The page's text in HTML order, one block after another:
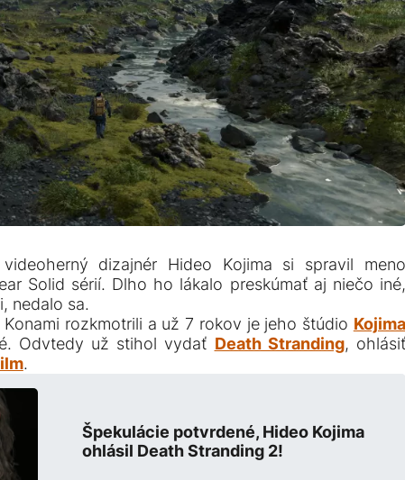
dizajnér Hideo Kojima si spravil meno
Solid sérií. Dlho ho lákalo preskúmať aj niečo iné,
nedalo sa.
rozkmotrili a už 7 rokov je jeho štúdio Kojima
Odvtedy už stihol vydať Death Stranding, ohlásiť
.
Špekulácie potvrdené, Hideo Kojima
ohlásil Death Stranding 2!